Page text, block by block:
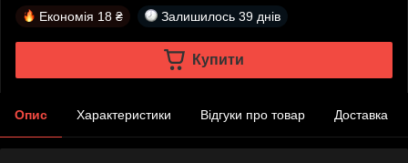
Економія 18 ₴ Залишилось 39 днів
Купити
Опис Характеристики Відгуки про товар Доставка